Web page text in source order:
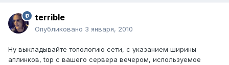
terrible
Опубликовано 3 января, 2010
Ну выкладывайте топологию сети, с указанием ширины
аплинков, top с вашего сервера вечером, используемое